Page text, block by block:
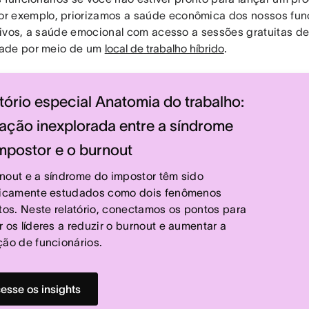
exemplo, priorizamos a saúde econômica dos nossos
a saúde emocional com acesso a sessões gratuitas
por meio de um local de trabalho híbrido.
especial Anatomia do trabalho:
inexplorada entre a síndrome
e o burnout
e a síndrome do impostor têm sido
estudados como dois fenômenos
Neste relatório, conectamos os pontos para
os líderes a reduzir o burnout e aumentar a
de funcionários.
os insights